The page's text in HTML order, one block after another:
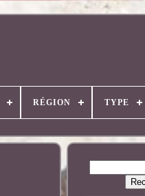
RÉGION TYPE